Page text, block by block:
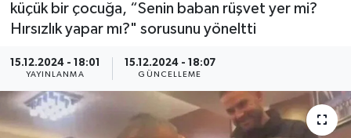
küçük bir çocuğa, “Senin baban rüşvet yer mi?
Hırsızlık yapar mı?" sorusunu yöneltti
15.12.2024 - 18:01
YAYINLANMA
15.12.2024 - 18:07
GÜNCELLEME
Asayiş
Dünya
Eğitim
Haber Arşivi